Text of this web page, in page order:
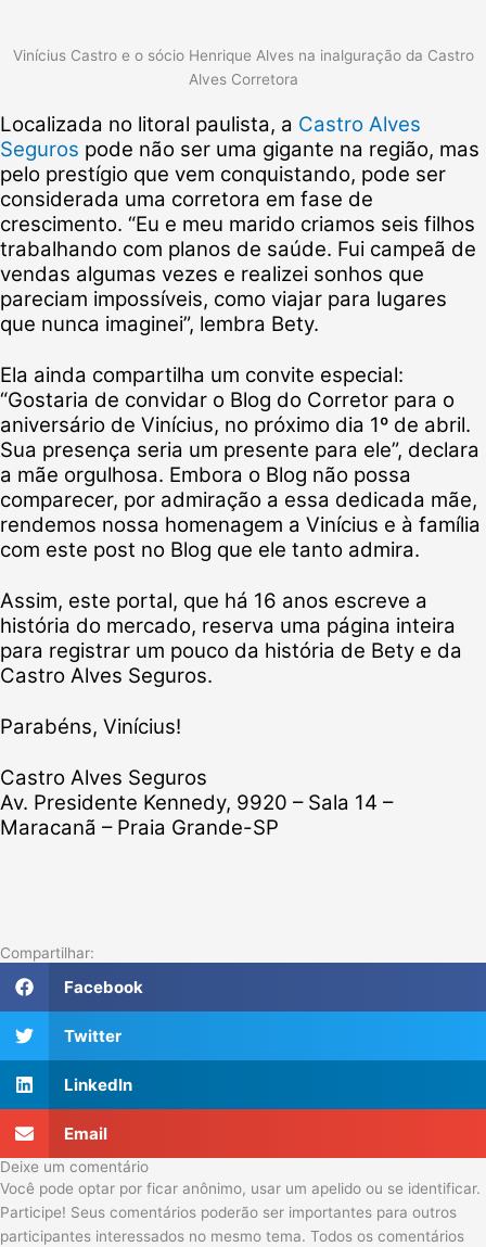
Vinícius Castro e o sócio Henrique Alves na inalguração da Castro
Alves Corretora
Localizada no litoral paulista, a Castro Alves
Seguros pode não ser uma gigante na região, mas
pelo prestígio que vem conquistando, pode ser
considerada uma corretora em fase de
crescimento. “Eu e meu marido criamos seis filhos
trabalhando com planos de saúde. Fui campeã de
vendas algumas vezes e realizei sonhos que
pareciam impossíveis, como viajar para lugares
que nunca imaginei”, lembra Bety.
Ela ainda compartilha um convite especial:
“Gostaria de convidar o Blog do Corretor para o
aniversário de Vinícius, no próximo dia 1º de abril.
Sua presença seria um presente para ele”, declara
a mãe orgulhosa. Embora o Blog não possa
comparecer, por admiração a essa dedicada mãe,
rendemos nossa homenagem a Vinícius e à família
com este post no Blog que ele tanto admira.
Assim, este portal, que há 16 anos escreve a
história do mercado, reserva uma página inteira
para registrar um pouco da história de Bety e da
Castro Alves Seguros.
Parabéns, Vinícius!
Castro Alves Seguros
Av. Presidente Kennedy, 9920 – Sala 14 –
Maracanã – Praia Grande-SP
Compartilhar:
Facebook
Twitter
LinkedIn
Email
Deixe um comentário
Você pode optar por ficar anônimo, usar um apelido ou se identificar.
Participe! Seus comentários poderão ser importantes para outros
participantes interessados no mesmo tema. Todos os comentários